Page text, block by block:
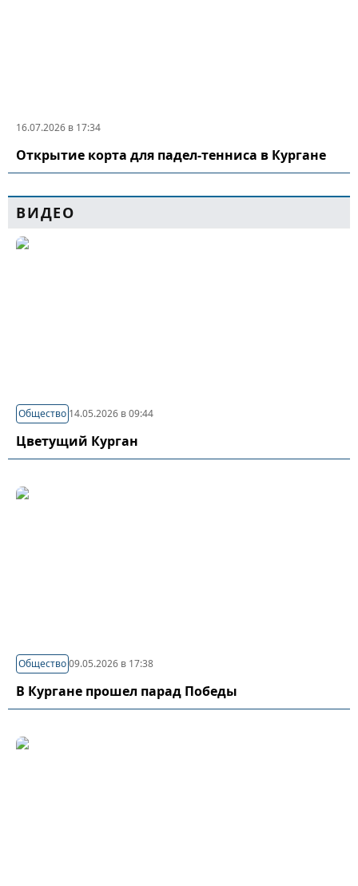
16.07.2026 в 17:34
Открытие корта для падел-тенниса в Кургане
ВИДЕО
Общество 14.05.2026 в 09:44
Цветущий Курган
Общество09.05.2026 в 17:38
В Кургане прошел парад Победы